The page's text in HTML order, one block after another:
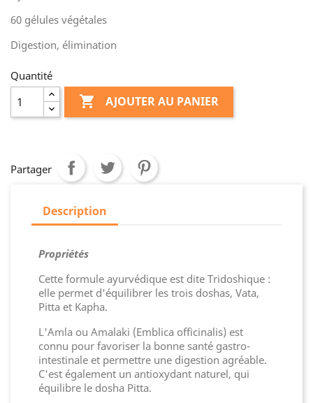
60 gélules végétales
Digestion, élimination
Quantité
 AJOUTER AU PANIER
Partager
Description
Propriétés
Cette formule ayurvédique est dite Tridoshique :
elle permet d'équilibrer les trois doshas, Vata,
Pitta et Kapha.
L'Amla ou Amalaki (Emblica officinalis) est
connu pour favoriser la bonne santé gastro-
intestinale et permettre une digestion agréable.
C'est également un antioxydant naturel, qui
équilibre le dosha Pitta.